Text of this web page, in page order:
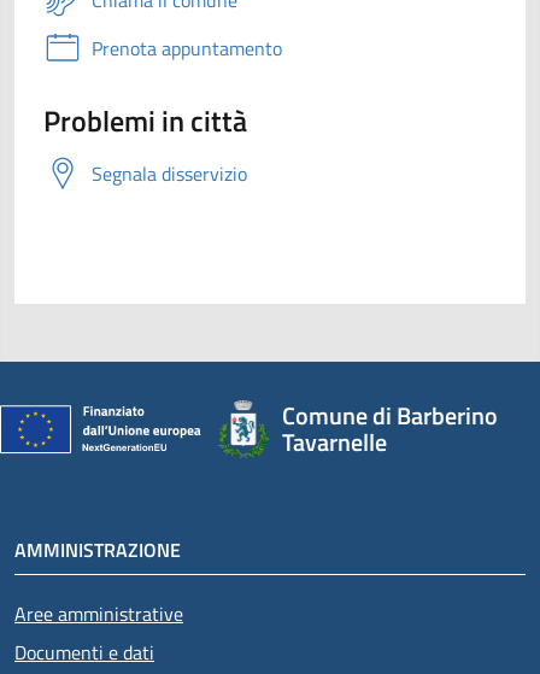
Prenota appuntamento
Problemi in città
Segnala disservizio
Comune di Barberino
Tavarnelle
AMMINISTRAZIONE
Aree amministrative
Documenti e dati